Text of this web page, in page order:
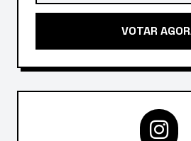
VOTAR